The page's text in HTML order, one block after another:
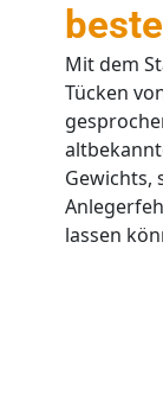
Mit dem
Tücken
Gewichts,
lassen